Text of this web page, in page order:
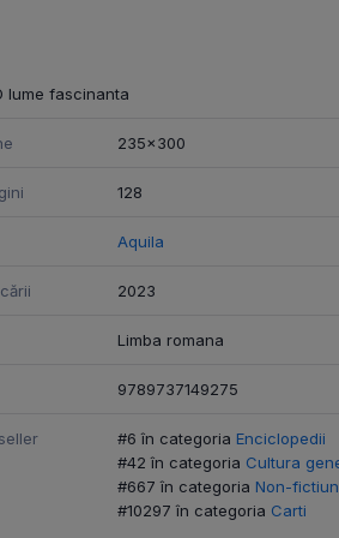
lume fascinanta
235x300
128
Aquila
2023
Limba romana
9789737149275
#6 în categoria Enciclopedii
#42 în categoria Cultura
#667 în categoria Non-
#10297 în categoria Carti